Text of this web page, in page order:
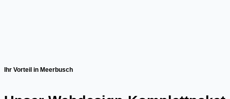
Ihr Vorteil in Meerbusch